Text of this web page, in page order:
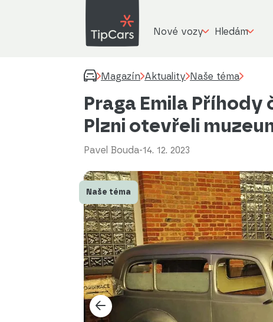
Nové vozy Hledám
Magazín Aktuality Naše téma
Praga Emila Příhody
Plzni otevřeli
Pavel Bouda-14. 12. 2023
Naše téma